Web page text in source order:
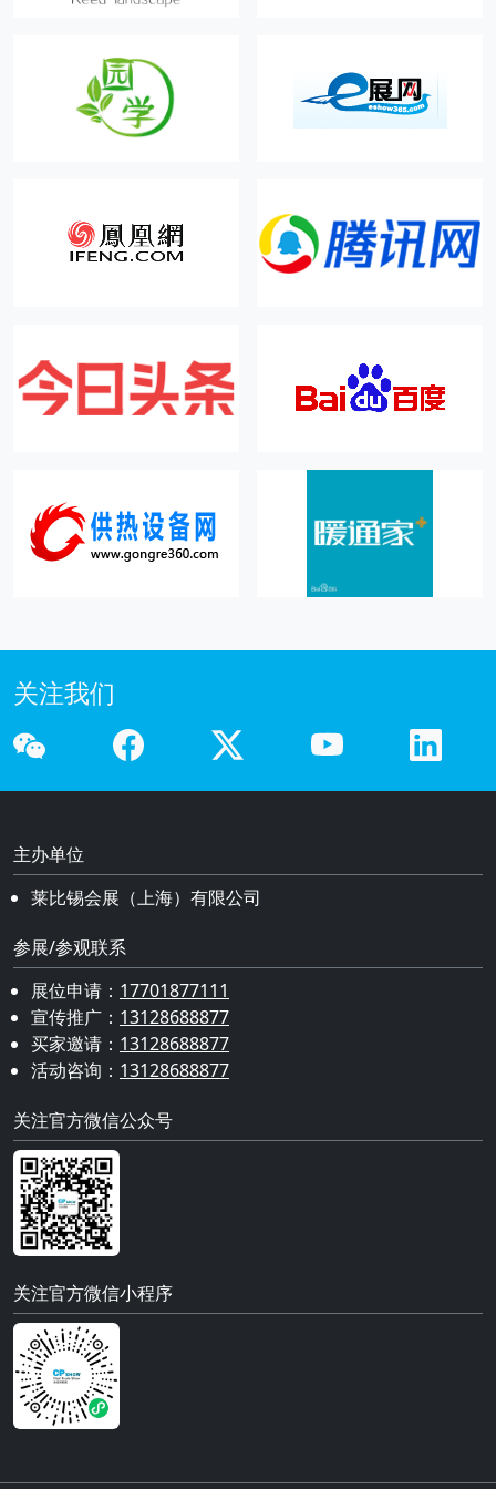
关注我们
主办单位
莱比锡会展（上海）有限公司
参展/参观联系
展位申请： 17701877111
宣传推广： 13128688877
买家邀请： 13128688877
活动咨询： 13128688877
关注官方微信公众号
关注官方微信小程序